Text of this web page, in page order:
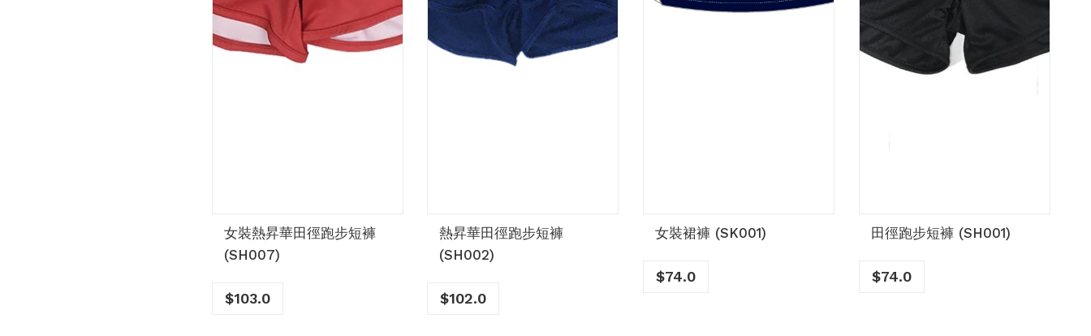
女裝熱昇華田徑跑步短褲
(SH007)
$103.0
熱昇華田徑跑步短褲
(SH002)
$102.0
女裝裙褲 (SK001)
$74.0
田徑跑步短褲 (SH001)
$74.0